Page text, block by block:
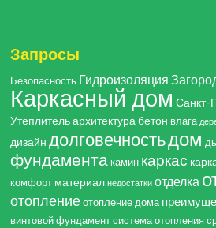
Запросы
Безопасность Гидроизоляция
Каркасный дом Санкт-
Утеплительархитектурабетон влага
дизайн долговечностьдом
фундамента камин каркас
комфорт материал недостатки отделка
отопление отопление дома
винтовой фундамент система отопления